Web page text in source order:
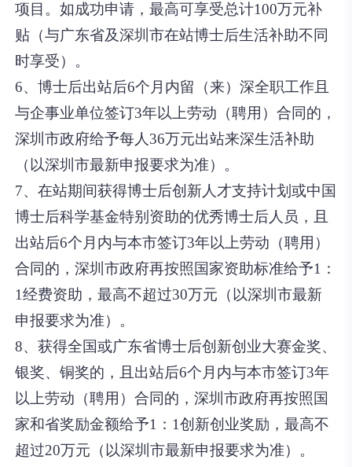
项目。如成功申请，最高可享受总计100万元补
贴（与广东省及深圳市在站博士后生活补助不同
时享受）。
6、博士后出站后6个月内留（来）深全职工作且
与企事业单位签订3年以上劳动（聘用）合同的，
深圳市政府给予每人36万元出站来深生活补助
（以深圳市最新申报要求为准）。
7、在站期间获得博士后创新人才支持计划或中国
博士后科学基金特别资助的优秀博士后人员，且
出站后6个月内与本市签订3年以上劳动（聘用）
合同的，深圳市政府再按照国家资助标准给予1：
1经费资助，最高不超过30万元（以深圳市最新
申报要求为准）。
8、获得全国或广东省博士后创新创业大赛金奖、
银奖、铜奖的，且出站后6个月内与本市签订3年
以上劳动（聘用）合同的，深圳市政府再按照国
家和省奖励金额给予1：1创新创业奖励，最高不
超过20万元（以深圳市最新申报要求为准）。